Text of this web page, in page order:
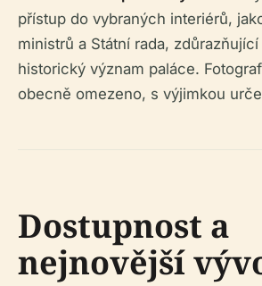
přístup do vybraných interiérů,
ministrů a Státní rada,
historický význam paláce.
obecně omezeno, s výjimkou
Dostupnost a
nejnovější